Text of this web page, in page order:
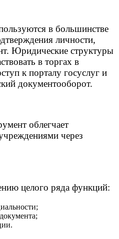
в большинстве
личности,
Юридические структуры
в торгах в
к порталу госуслуг и
документооборот.
облегчает
через
целого ряда функций: